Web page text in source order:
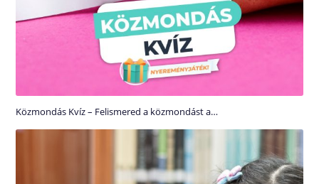
Közmondás Kvíz – Felismered a közmondást a…